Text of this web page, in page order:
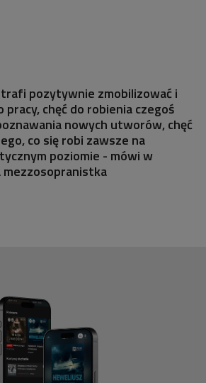
pozytywnie zmobilizować i
pracy, chęć do robienia czegoś
nowych utworów, chęć
co się robi zawsze na
poziomie - mówi w